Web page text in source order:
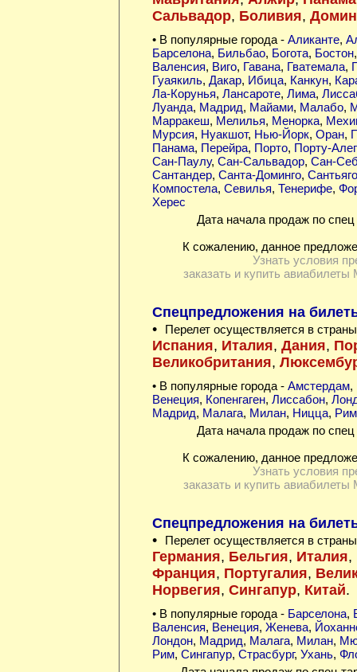
Сальвадор, Боливия,
• В популярные города - Аликанте,
Барселона, Бильбао, Богота, Бостон
Валенсия, Виго, Гавана, Гватемала,
Гуаякиль, Дакар, Ибица, Канкун,
Ла-Корунья, Лансароте, Лима,
Луанда, Мадрид, Майами, Малабо,
Марракеш, Мелилья, Менорка,
Мурсия, Нуакшот, Нью-Йорк, Оран,
Панама, Перейра, Порто, Порту-
Сан-Паулу, Сан-Сальвадор, Сан-
Сантандер, Санта-Доминго, Сантьяго
Компостела, Севилья, Тенерифе,
Херес
Дата начала продаж по
К сожалению, данное
Узнать условия
заказать и купить
Спецпредложения на
•
Перелет осуществляется в
Испания, Италия, Дания,
Великобритания,
• В популярные города - Амстердам,
Венеция, Копенгаген, Лиссабон,
Мадрид, Малага, Милан, Ницца, Рим
Дата начала продаж по
К сожалению, данное
Узнать условия
заказать и купить
Спецпредложения на
•
Перелет осуществляется в
Германия, Бельгия, Италия,
Франция, Португалия,
Норвегия, Сингапур, Китай.
• В популярные города - Барселона,
Валенсия, Венеция, Женева,
Лондон, Мадрид, Малага, Милан,
Рим, Сингапур, Страсбург, Ухань,